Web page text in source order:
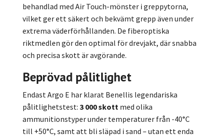
behandlad med Air Touch-mönster i greppytorna,
vilket ger ett säkert och bekvämt grepp även under
extrema väderförhållanden. De fiberoptiska
riktmedlen gör den optimal för drevjakt, där snabba
och precisa skott är avgörande.
Beprövad pålitlighet
Endast Argo E har klarat Benellis legendariska
pålitlighetstest: 3 000 skott med olika
ammunitionstyper under temperaturer från -40°C
till +50°C, samt att bli släpad i sand – utan ett enda